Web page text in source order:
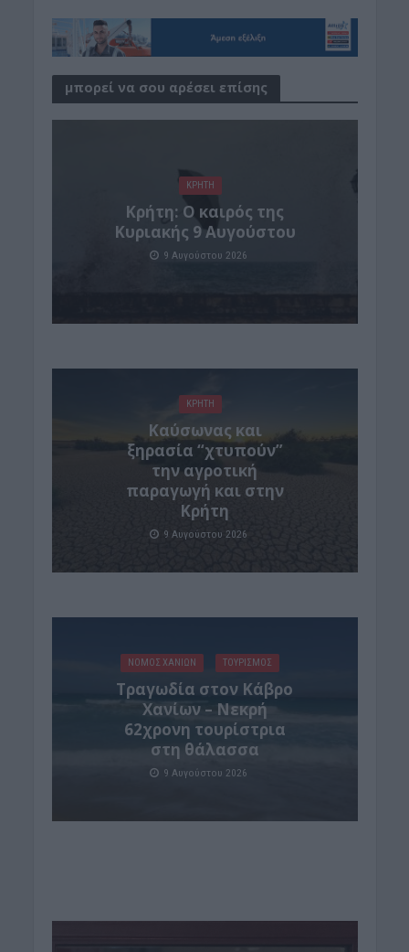
μπορεί να σου αρέσει επίσης
ΚΡΗΤΗ
Κρήτη: Ο καιρός της
Κυριακής 9 Αυγούστου
9 Αυγούστου 2026
ΚΡΗΤΗ
Καύσωνας και
ξηρασία “χτυπούν”
την αγροτική
παραγωγή και στην
Κρήτη
9 Αυγούστου 2026
ΝΟΜΌΣ ΧΑΝΊΩΝ ΤΟΥΡΙΣΜΟΣ
Τραγωδία στον Κάβρο
Χανίων – Νεκρή
62χρονη τουρίστρια
στη θάλασσα
9 Αυγούστου 2026